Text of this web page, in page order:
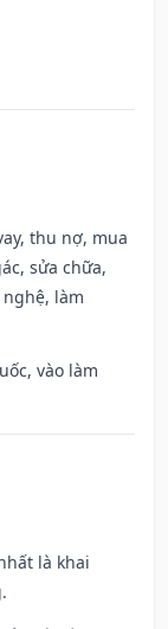
thu nợ, mua
sửa chữa,
làm
vào làm
là khai